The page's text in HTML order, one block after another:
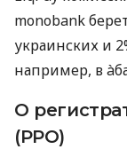
monobank
украинских и
например, в
О
(РРО)